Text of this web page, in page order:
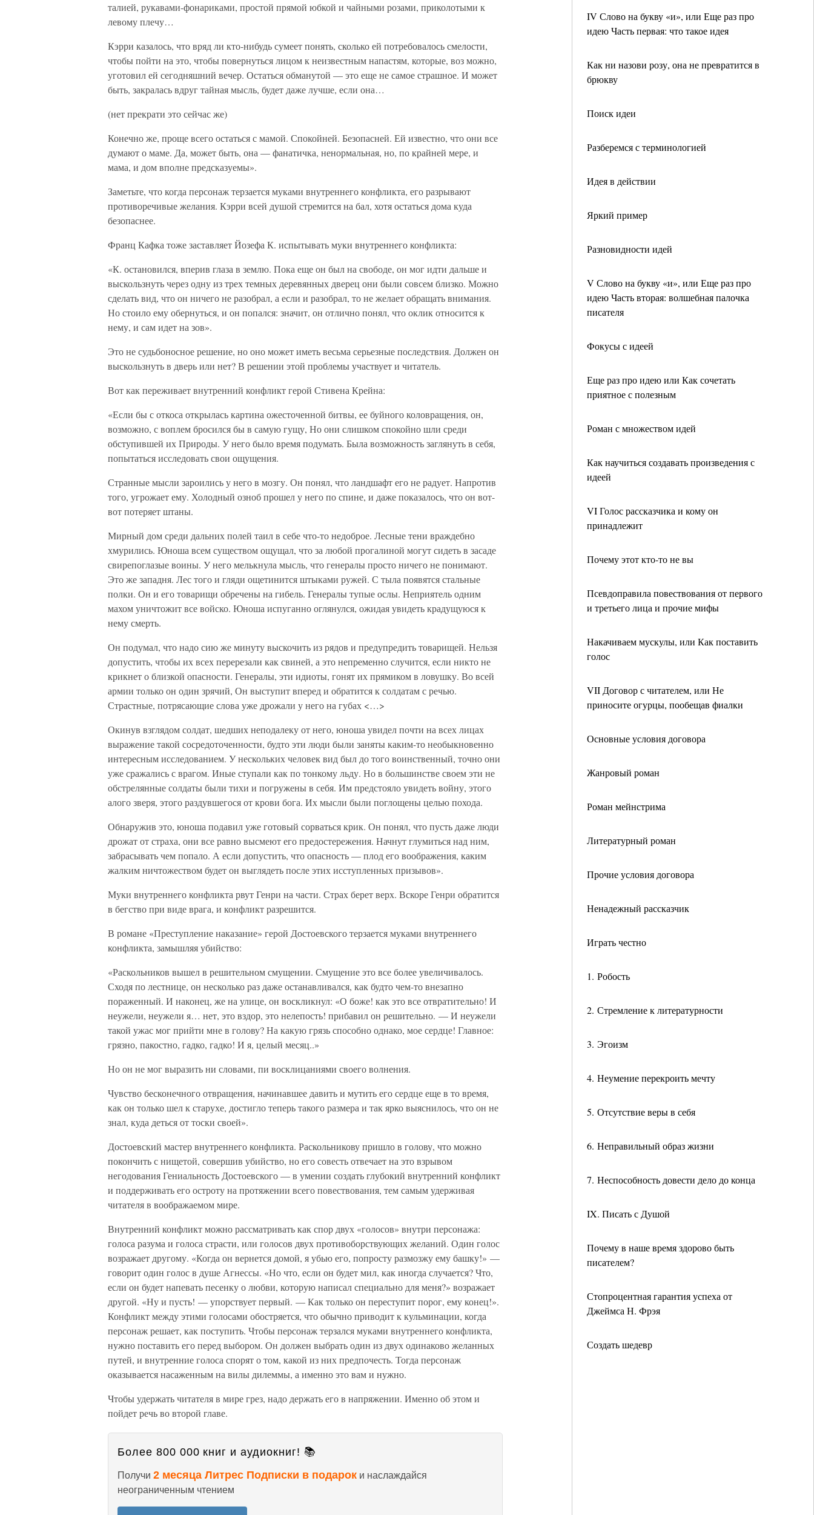
IV Слово на букву «и», или Еще раз про
идею Часть первая: что такое идея
Как ни назови розу, она не превратится в
брюкву
Поиск идеи
Разберемся с терминологией
Идея в действии
Яркий пример
Разновидности идей
V Слово на букву «и», или Еще раз про
идею Часть вторая: волшебная палочка
писателя
Фокусы с идеей
Еще раз про идею или Как сочетать
приятное с полезным
Роман с множеством идей
Как научиться создавать произведения с
идеей
VI Голос рассказчика и кому он
принадлежит
Почему этот кто-то не вы
Псевдоправила повествования от первого
и третьего лица и прочие мифы
Накачиваем мускулы, или Как поставить
голос
VII Договор с читателем, или Не
приносите огурцы, пообещав фиалки
Основные условия договора
Жанровый роман
Роман мейнстрима
Литературный роман
Прочие условия договора
Ненадежный рассказчик
Играть честно
1. Робость
2. Стремление к литературности
3. Эгоизм
4. Неумение перекроить мечту
5. Отсутствие веры в себя
6. Неправильный образ жизни
7. Неспособность довести дело до конца
IX. Писать с Душой
Почему в наше время здорово быть
писателем?
Стопроцентная гарантия успеха от
Джеймса Н. Фрэя
Создать шедевр
талией, рукавами-фонариками, простой прямой юбкой и чайными розами, приколотыми к
левому плечу…
Кэрри казалось, что вряд ли кто-нибудь сумеет понять, сколько ей потребовалось смелости,
чтобы пойти на это, чтобы повернуться лицом к неизвестным напастям, которые, воз можно,
уготовил ей сегодняшний вечер. Остаться обманутой — это еще не самое страшное. И может
быть, закралась вдруг тайная мысль, будет даже лучше, если она…
(нет прекрати это сейчас же)
Конечно же, проще всего остаться с мамой. Спокойней. Безопасней. Ей известно, что они все
думают о маме. Да, может быть, она — фанатичка, ненормальная, но, по крайней мере, и
мама, и дом вполне предсказуемы».
Заметьте, что когда персонаж терзается муками внутреннего конфликта, его разрывают
противоречивые желания. Кэрри всей душой стремится на бал, хотя остаться дома куда
безопаснее.
Франц Кафка тоже заставляет Йозефа К. испытывать муки внутреннего конфликта:
«К. остановился, вперив глаза в землю. Пока еще он был на свободе, он мог идти дальше и
выскользнуть через одну из трех темных деревянных дверец они были совсем близко. Можно
сделать вид, что он ничего не разобрал, а если и разобрал, то не желает обращать внимания.
Но стоило ему обернуться, и он попался: значит, он отлично понял, что оклик относится к
нему, и сам идет на зов».
Это не судьбоносное решение, но оно может иметь весьма серьезные последствия. Должен он
выскользнуть в дверь или нет? В решении этой проблемы участвует и читатель.
Вот как переживает внутренний конфликт герой Стивена Крейна:
«Если бы с откоса открылась картина ожесточенной битвы, ее буйного коловращения, он,
возможно, с воплем бросился бы в самую гущу, Но они слишком спокойно шли среди
обступившей их Природы. У него было время подумать. Была возможность заглянуть в себя,
попытаться исследовать свои ощущения.
Странные мысли зароились у него в мозгу. Он понял, что ландшафт его не радует. Напротив
того, угрожает ему. Холодный озноб прошел у него по спине, и даже показалось, что он вот-
вот потеряет штаны.
Мирный дом среди дальних полей таил в себе что-то недоброе. Лесные тени враждебно
хмурились. Юноша всем существом ощущал, что за любой прогалиной могут сидеть в засаде
свирепоглазые воины. У него мелькнула мысль, что генералы просто ничего не понимают.
Это же западня. Лес того и гляди ощетинится штыками ружей. С тыла появятся стальные
полки. Он и его товарищи обречены на гибель. Генералы тупые ослы. Неприятель одним
махом уничтожит все войско. Юноша испуганно оглянулся, ожидая увидеть крадущуюся к
нему смерть.
Он подумал, что надо сию же минуту выскочить из рядов и предупредить товарищей. Нельзя
допустить, чтобы их всех перерезали как свиней, а это непременно случится, если никто не
крикнет о близкой опасности. Генералы, эти идиоты, гонят их прямиком в ловушку. Во всей
армии только он один зрячий, Он выступит вперед и обратится к солдатам с речью.
Страстные, потрясающие слова уже дрожали у него на губах <…>
Окинув взглядом солдат, шедших неподалеку от него, юноша увидел почти на всех лицах
выражение такой сосредоточенности, будто эти люди были заняты каким-то необыкновенно
интересным исследованием. У нескольких человек вид был до того воинственный, точно они
уже сражались с врагом. Иные ступали как по тонкому льду. Но в большинстве своем эти не
обстрелянные солдаты были тихи и погружены в себя. Им предстояло увидеть войну, этого
алого зверя, этого раздувшегося от крови бога. Их мысли были поглощены целью похода.
Обнаружив это, юноша подавил уже готовый сорваться крик. Он понял, что пусть даже люди
дрожат от страха, они все равно высмеют его предостережения. Начнут глумиться над ним,
забрасывать чем попало. А если допустить, что опасность — плод его воображения, каким
жалким ничтожеством будет он выглядеть после этих исступленных призывов».
Муки внутреннего конфликта рвут Генри на части. Страх берет верх. Вскоре Генри обратится
в бегство при виде врага, и конфликт разрешится.
В романе «Преступление наказание» герой Достоевского терзается муками внутреннего
конфликта, замышляя убийство:
«Раскольников вышел в решительном смущении. Смущение это все более увеличивалось.
Сходя по лестнице, он несколько раз даже останавливался, как будто чем-то внезапно
пораженный. И наконец, же на улице, он воскликнул: «О боже! как это все отвратительно! И
неужели, неужели я… нет, это вздор, это нелепость! прибавил он решительно. — И неужели
такой ужас мог прийти мне в голову? На какую грязь способно однако, мое сердце! Главное:
грязно, пакостно, гадко, гадко! И я, целый месяц..»
Но он не мог выразить ни словами, пи восклицаниями своего волнения.
Чувство бесконечного отвращения, начинавшее давить и мутить его сердце еще в то время,
как он только шел к старухе, достигло теперь такого размера и так ярко выяснилось, что он не
знал, куда деться от тоски своей».
Достоевский мастер внутреннего конфликта. Раскольникову пришло в голову, что можно
покончить с нищетой, совершив убийство, но его совесть отвечает на это взрывом
негодования Гениальность Достоевского — в умении создать глубокий внутренний конфликт
и поддерживать его остроту на протяжении всего повествования, тем самым удерживая
читателя в воображаемом мире.
Внутренний конфликт можно рассматривать как спор двух «голосов» внутри персонажа:
голоса разума и голоса страсти, или голосов двух противоборствующих желаний. Один голос
возражает другому. «Когда он вернется домой, я убью его, попросту размозжу ему башку!» —
говорит один голос в душе Агнессы. «Но что, если он будет мил, как иногда случается? Что,
если он будет напевать песенку о любви, которую написал специально для меня?» возражает
другой. «Ну и пусть! — упорствует первый. — Как только он переступит порог, ему конец!».
Конфликт между этими голосами обостряется, что обычно приводит к кульминации, когда
персонаж решает, как поступить. Чтобы персонаж терзался муками внутреннего конфликта,
нужно поставить его перед выбором. Он должен выбрать один из двух одинаково желанных
путей, и внутренние голоса спорят о том, какой из них предпочесть. Тогда персонаж
оказывается насаженным на вилы дилеммы, а именно это вам и нужно.
Чтобы удержать читателя в мире грез, надо держать его в напряжении. Именно об этом и
пойдет речь во второй главе.
Более 800 000 книг и аудиокниг! 📚
Получи 2 месяца Литрес Подписки в подарок и наслаждайся
неограниченным чтением